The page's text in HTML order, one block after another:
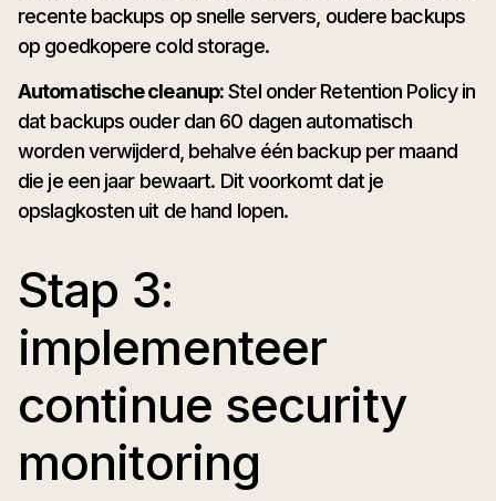
recente backups op snelle servers, oudere backups
op goedkopere cold storage.
Automatische cleanup:Stel onder Retention Policy in
dat backups ouder dan 60 dagen automatisch
worden verwijderd, behalve één backup per maand
die je een jaar bewaart. Dit voorkomt dat je
opslagkosten uit de hand lopen.
Stap 3:
implementeer
continue security
monitoring